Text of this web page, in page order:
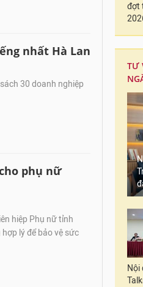
nhất Hà Lan
30 doanh nghiệp
phụ nữ
hiệp Phụ nữ tỉnh
lý để bảo vệ sức
đợt
TƯ
Nội